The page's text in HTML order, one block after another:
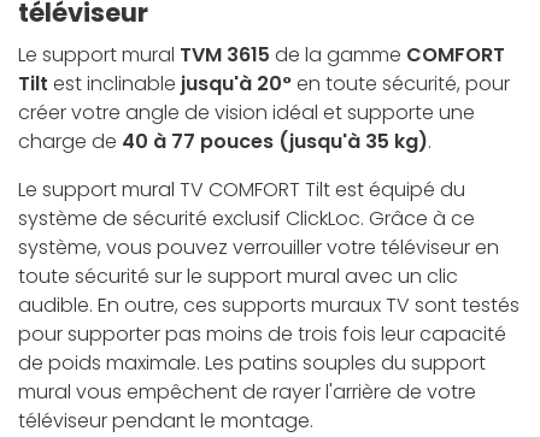
téléviseur
Le support mural TVM 3615 de la gamme COMFORT
Tilt est inclinable jusqu'à 20°en toute sécurité, pour
créer votre angle de vision idéal et supporte une
charge de 40 à 77 pouces (jusqu'à 35 kg).
Le support mural TV COMFORT Tilt est équipé du
système de sécurité exclusif ClickLoc. Grâce à ce
système, vous pouvez verrouiller votre téléviseur en
toute sécurité sur le support mural avec un clic
audible. En outre, ces supports muraux TV sont testés
pour supporter pas moins de trois fois leur capacité
de poids maximale. Les patins souples du support
mural vous empêchent de rayer l'arrière de votre
téléviseur pendant le montage.